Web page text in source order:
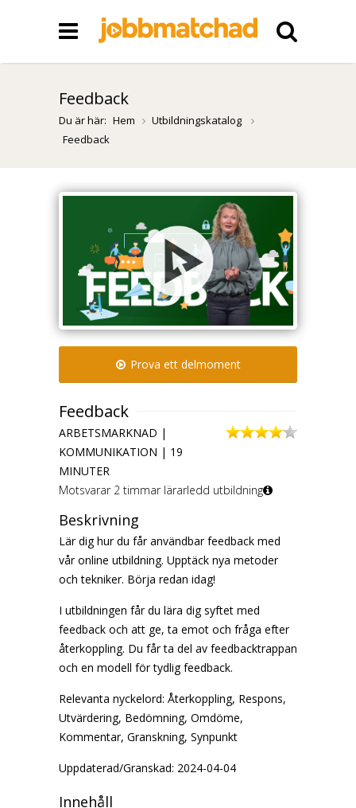
Feedback
Du är här: Hem
Utbildningskatalog
Feedback
Prova ett delmoment
Feedback
ARBETSMARKNAD |
KOMMUNIKATION | 19
MINUTER
Motsvarar 2 timmar lärarledd utbildning
Beskrivning
Lär dig hur du får användbar feedback med
vår online utbildning. Upptäck nya metoder
och tekniker. Börja redan idag!
I utbildningen får du lära dig syftet med
feedback och att ge, ta emot och fråga efter
återkoppling. Du får ta del av feedbacktrappan
och en modell för tydlig feedback.
Relevanta nyckelord: Återkoppling, Respons,
Utvärdering, Bedömning, Omdöme,
Kommentar, Granskning, Synpunkt
Uppdaterad/Granskad: 2024-04-04
Innehåll